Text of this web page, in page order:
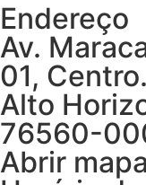
Endereço
Av.
01, Centro.
Alto
76560-
Abrir mapa